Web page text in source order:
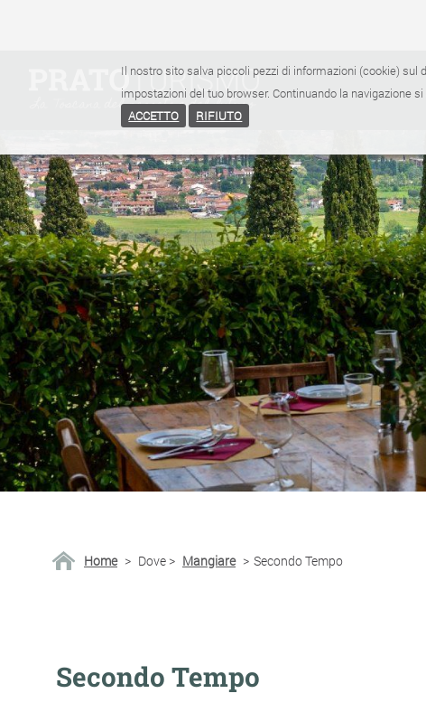
Il nostro sito salva piccoli pezzi di informazioni (cookie)
impostazioni del tuo browser. Continuando la navigazione
ACCETTO
RIFIUTO
Home > Dove > Mangiare > Secondo Tempo
Secondo Tempo